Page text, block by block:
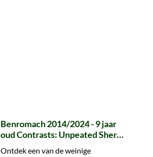
Benromach 2014/2024 - 9 jaar
oud Contrasts: Unpeated Sherry
Ontdek een van de weinige